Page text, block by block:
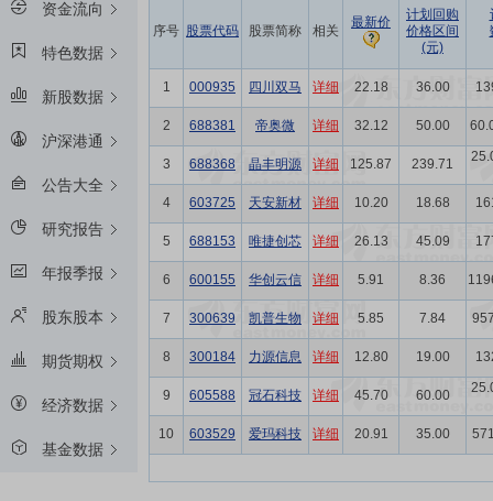
资金流向
特色数据
新股数据
沪深港通
公告大全
研究报告
年报季报
股东股本
期货期权
经济数据
基金数据
序号 股票代码 股票简称 相关
最新价
计划回购
价格区间
(元)
1 000935 四川双马 详细 22.18 36.00
2 688381 帝奥微 详细 32.12 50.00
3 688368 晶丰明源 详细 125.87 239.71
4 603725 天安新材 详细 10.20 18.68
5 688153 唯捷创芯 详细 26.13 45.09
6 600155 华创云信 详细 5.91 8.36
7 300639 凯普生物 详细 5.85 7.84
8 300184 力源信息 详细 12.80 19.00
9 605588 冠石科技 详细 45.70 60.00
10 603529 爱玛科技 详细 20.91 35.00